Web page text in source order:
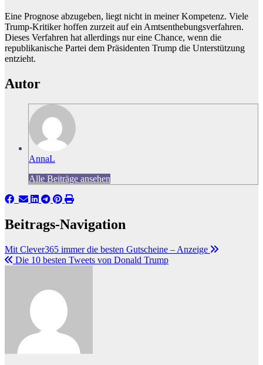
Eine Prognose abzugeben, liegt nicht in meiner Kompetenz. Viele
Trump-Kritiker hoffen zurzeit auf ein Amtsenthebungsverfahren.
Dieses Verfahren hat allerdings nur eine Chance, wenn die
republikanische Partei dem Präsidenten Trump die Unterstützung
entzieht.
Autor
AnnaL
Alle Beiträge ansehen
Beitrags-Navigation
Mit Clever365 immer die besten Gutscheine – Anzeige
Die 10 besten Tweets von Donald Trump